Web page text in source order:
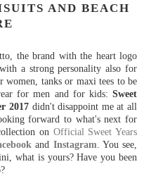
AND BEACH
the brand with the heart logo
a strong personality also for
women, tanks or maxi tees to be
for men and for kids: Sweet
2017 didn't disappoint me at all
forward to what's next for
on Official Sweet Years
and Instagram . You see,
what is yours? Have you been